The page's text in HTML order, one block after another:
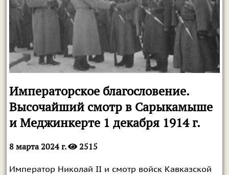
Императорское благословение.
Высочайший смотр в Сарыкамыше
и Меджинкерте 1 декабря 1914 г.
8 марта 2024 г. 2515
Император Николай II и смотр войск Кавказской